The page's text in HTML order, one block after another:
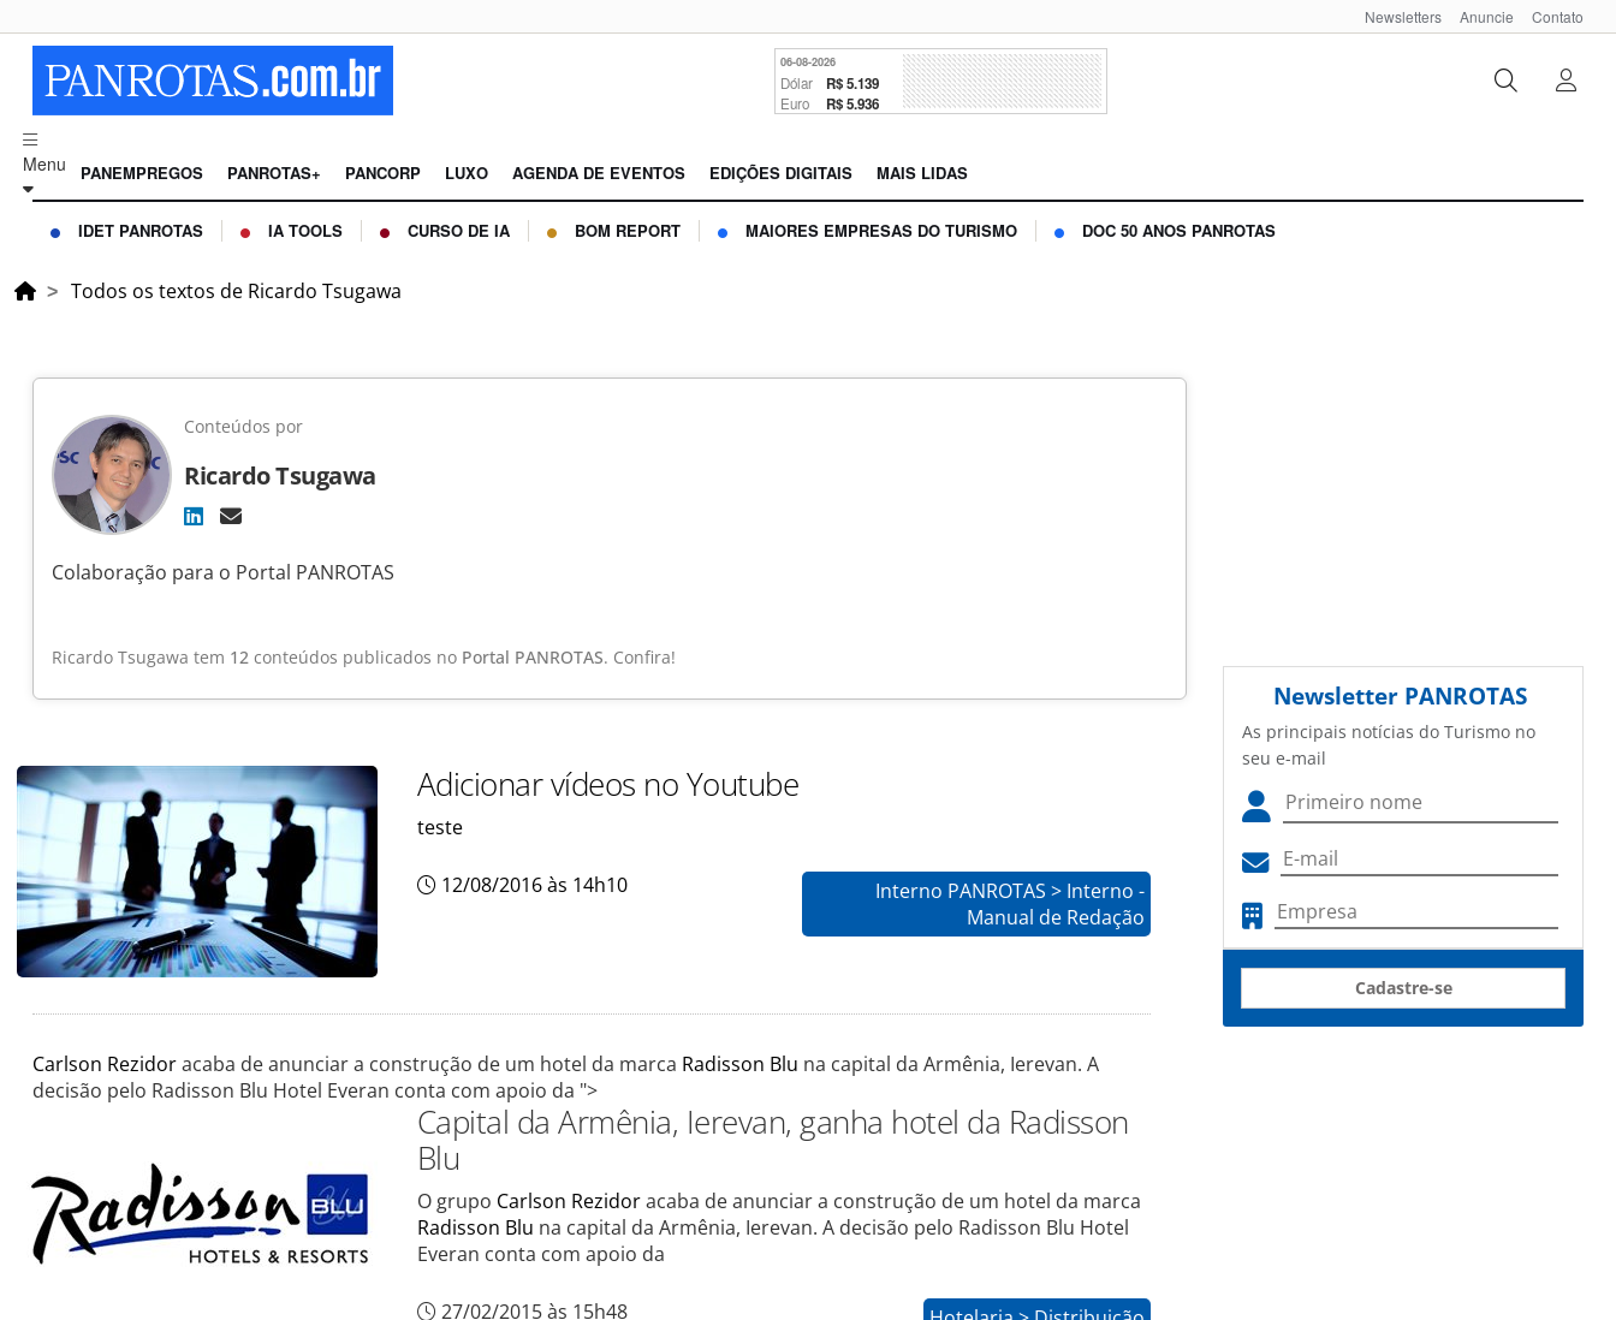
Newsletters Anuncie Contato
06-08-2026
Dólar R$ 5.139
Euro R$ 5.936
Menu PANEMPREGOS PANROTAS+ PANCORP LUXO AGENDA DE EVENTOS EDIÇÕES DIGITAIS MAIS LIDAS
IDET PANROTAS IA TOOLS CURSO DE IA BOM REPORT MAIORES EMPRESAS DO TURISMO DOC 50 ANOS PANROTAS
Todos os textos de Ricardo Tsugawa
Conteúdos por
Ricardo Tsugawa
Colaboração para o Portal PANROTAS
Ricardo Tsugawa tem 12 conteúdos publicados no Portal PANROTAS. Confira!
Adicionar vídeos no Youtube
teste
12/08/2016 às 14h10
Interno PANROTAS > Interno -
Manual de Redação
Carlson Rezidoracaba de anunciar a construção de um hotel da marca Radisson Blu na capital da Armênia, Ierevan. A
decisão pelo Radisson Blu Hotel Everan conta com apoio da ">
Capital da Armênia, Ierevan, ganha hotel da Radisson
Blu
O grupo Carlson Rezidoracaba de anunciar a construção de um hotel da marca
Radisson Blu na capital da Armênia, Ierevan. A decisão pelo Radisson Blu Hotel
Everan conta com apoio da
27/02/2015 às 15h48
Newsletter PANROTAS
As principais notícias do Turismo no
seu e-mail
Cadastre-se